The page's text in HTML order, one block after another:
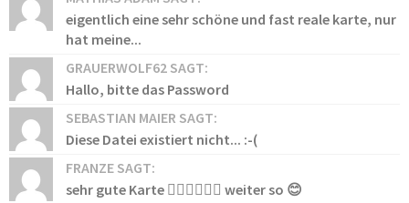
eigentlich eine sehr schöne und fast reale karte, nur
hat meine...
GRAUERWOLF62 SAGT:
Hallo, bitte das Password
SEBASTIAN MAIER SAGT:
Diese Datei existiert nicht... :-(
FRANZE SAGT:
sehr gute Karte 👍🏻👍🏻👍🏻 weiter so 😊